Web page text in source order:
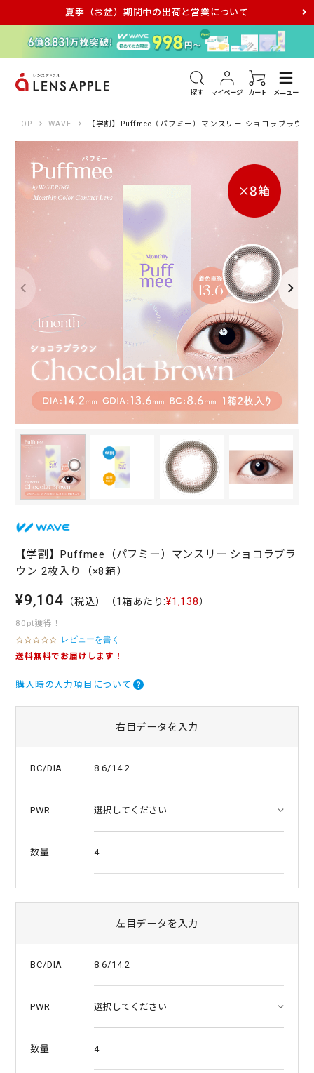
夏季（お盆）期間中の出荷と営業について
探す マイページ カート メニュー
アキュビュー メダリスト メガネ
TOP WAVE 【学割】Puffmee（パフミー）マンスリー ショコラブラウ
【学割】Puffmee（パフミー）マンスリー ショコラブラ
ウン 2枚入り（×8箱）
¥9,104 （税込） （1箱あたり:¥1,138）
80pt獲得！
0
.
t
n
レビューを書く
送料無料でお届けします！
購入時の入力項目について
右目データを入力
BC/DIA 8.6/14.2
PWR
数量 4
左目データを入力
BC/DIA 8.6/14.2
PWR
数量 4